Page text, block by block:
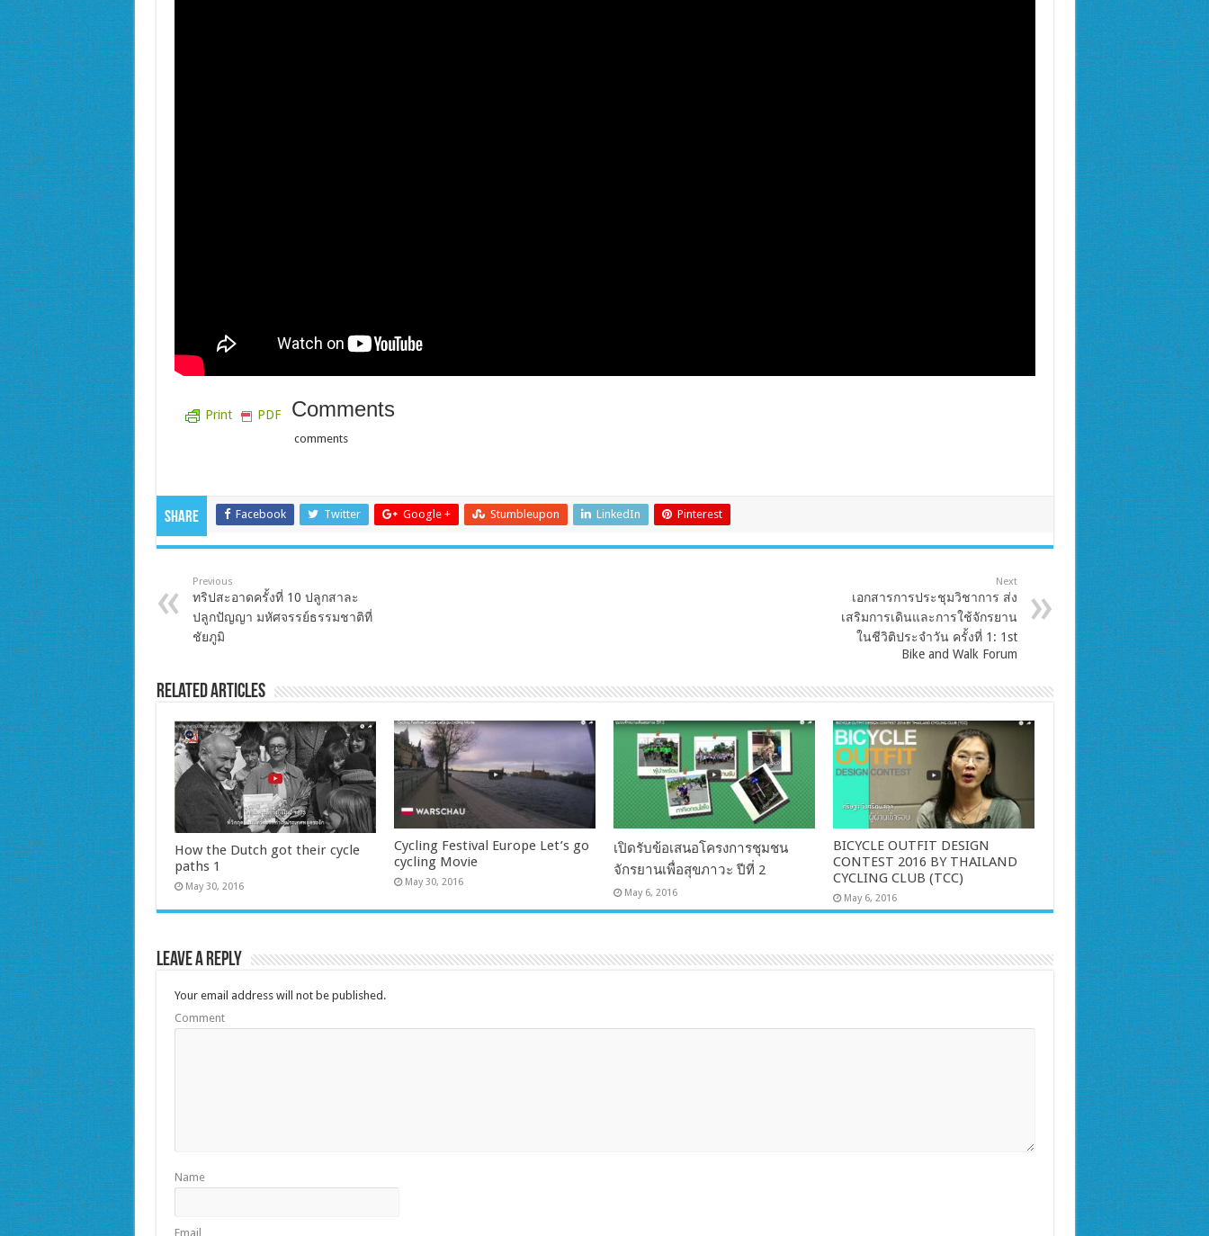
Print PDF Comments
comments
Share Facebook Twitter Google + Stumbleupon LinkedIn Pinterest
Previous
ทริปสะอาดครั้งที่ 10 ปลูกสาละ
ปลูกปัญญา มหัศจรรย์ธรรมชาติที่
ชัยภูมิ
Next
เอกสารการประชุมวิชาการ ส่ง
เสริมการเดินและการใช้จักรยาน
ในชีวิติประจำวัน ครั้งที่ 1: 1st
Bike and Walk Forum
Related Articles
How the Dutch got their cycle
paths 1
May 30, 2016
Cycling Festival Europe Let’s go
cycling Movie
May 30, 2016
เปิดรับข้อเสนอโครงการชุมชน
จักรยานเพื่อสุขภาวะ ปีที่ 2
May 6, 2016
BICYCLE OUTFIT DESIGN
CONTEST 2016 BY THAILAND
CYCLING CLUB (TCC)
May 6, 2016
Leave a Reply
Your email address will not be published.
Comment
Name
Email